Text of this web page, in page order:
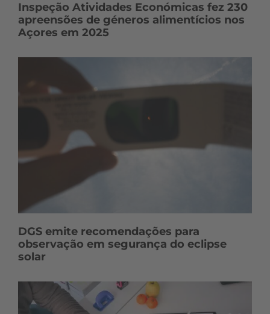
Inspeção Atividades Económicas fez 230
apreensões de géneros alimentícios nos
Açores em 2025
DGS emite recomendações para
observação em segurança do eclipse
solar